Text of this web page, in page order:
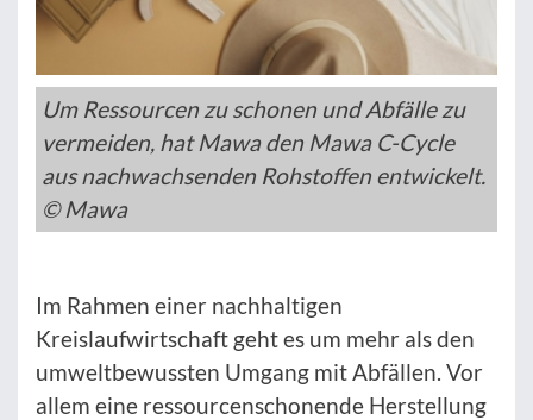
Um Ressourcen zu schonen und Abfälle zu
vermeiden, hat Mawa den Mawa C-Cycle
aus nachwachsenden Rohstoffen entwickelt.
© Mawa
Im Rahmen einer nachhaltigen
Kreislaufwirtschaft geht es um mehr als den
umweltbewussten Umgang mit Abfällen. Vor
allem eine ressourcenschonende Herstellung